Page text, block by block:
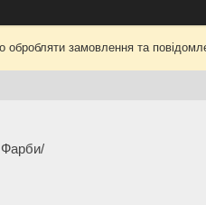
замовлення та
Фарби/